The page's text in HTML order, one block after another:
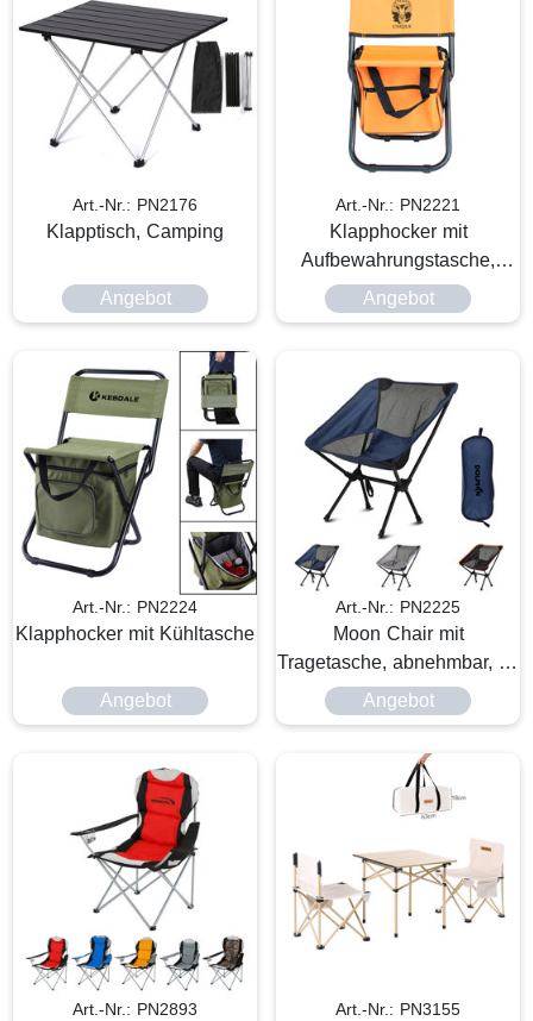
Art.-Nr.: PN2176
Klapptisch, Camping
Angebot
Art.-Nr.: PN2221
Klapphocker mit
Aufbewahrungstasche,
Outdoor
Angebot
Art.-Nr.: PN2224
Klapphocker mit Kühltasche
Angebot
Art.-Nr.: PN2225
Moon Chair mit
Tragetasche, abnehmbar, für
den Außenbereich
Angebot
Art.-Nr.: PN2893 Art.-Nr.: PN3155